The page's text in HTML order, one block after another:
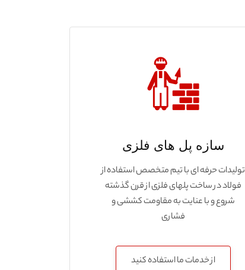
سازه پل های فلزی
تولیدات حرفه ای با تیم متخصص استفاده از
فولاد در ساخت پلهای فلزی از قرن گذشته
شروع و با عنایت به مقاومت کششی و
فشاری
از خدمات ما استفاده کنید